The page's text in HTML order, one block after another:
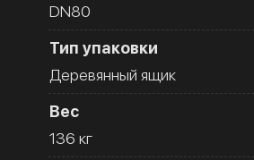
DN80
Тип упаковки
Деревянный ящик
Вес
136 кг